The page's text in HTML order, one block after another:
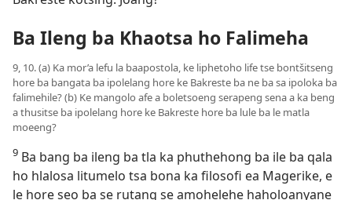
Ba Ileng ba Khaotsa ho Falimeha
9, 10. (a) Ka mor’a lefu la baapostola, ke liphetoho life tse bontšitseng
hore ba bangata ba ipolelang hore ke Bakreste ba ne ba sa ipoloka ba
falimehile? (b) Ke mangolo afe a boletsoeng serapeng sena a ka beng
a thusitse ba ipolelang hore ke Bakreste hore ba lule ba le matla
moeeng?
9 Ba bang ba ileng ba tla ka phuthehong ba ile ba qala
ho hlalosa litumelo tsa bona ka filosofi ea Magerike, e
le hore seo ba se rutang se amohelehe haholoanyane